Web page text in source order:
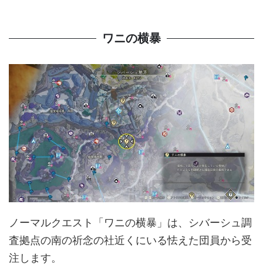
ワニの横暴
ノーマルクエスト「ワニの横暴」は、シバーシュ調
査拠点の南の祈念の社近くにいる怯えた団員から受
注します。